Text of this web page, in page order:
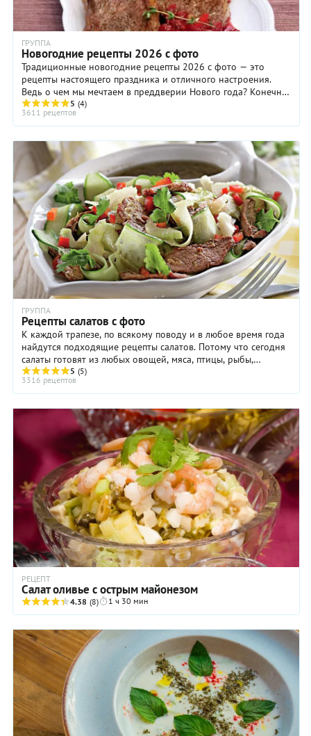
ГРУППА
Новогодние рецепты 2026 с фото
Традиционные новогодние рецепты 2026 с фото — это
рецепты настоящего праздника и отличного настроения.
Ведь о чем мы мечтаем в преддверии Нового года? Конечно,
о чуде и о настоящем праздничном застолье в кругу родных
и близких. И вот — наши маленькие мечты сбываются.
5 (4)
3611 рецептов
ГРУППА
Рецепты салатов с фото
К каждой трапезе, по всякому поводу и в любое время года
найдутся подходящие рецепты салатов. Потому что сегодня
салаты готовят из любых овощей, мяса, птицы, рыбы,
макаронных изделий, крупы и бобовых, ...
5 (5)
3316 рецептов
РЕЦЕПТ
Салат оливье c острым майонезом
4.38 (8) 1 ч 30 мин